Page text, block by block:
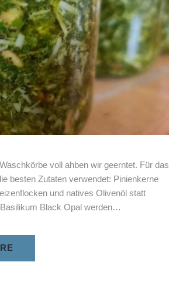
voll ahben wir geerntet. Für das
besten Zutaten verwendet: Pinienkerne
und natives Olivenöl statt
Black Opal werden…